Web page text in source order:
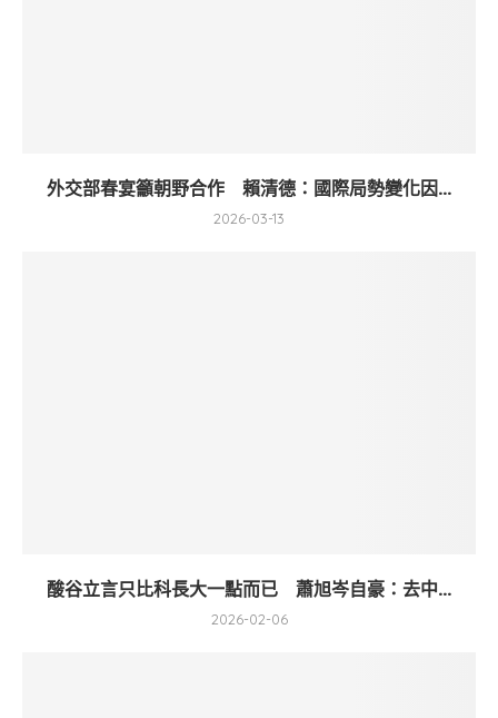
外交部春宴籲朝野合作 賴清德：國際局勢變化因...
2026-03-13
酸谷立言只比科長大一點而已 蕭旭岑自豪：去中...
2026-02-06